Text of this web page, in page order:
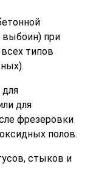
выбоин) при
типов
для
фрезеровки
полов.
стыков и